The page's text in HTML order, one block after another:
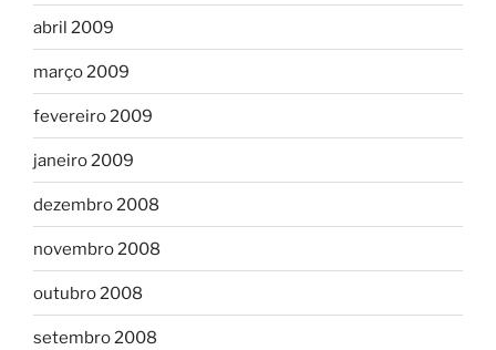
abril 2009
março 2009
fevereiro 2009
janeiro 2009
dezembro 2008
novembro 2008
outubro 2008
setembro 2008